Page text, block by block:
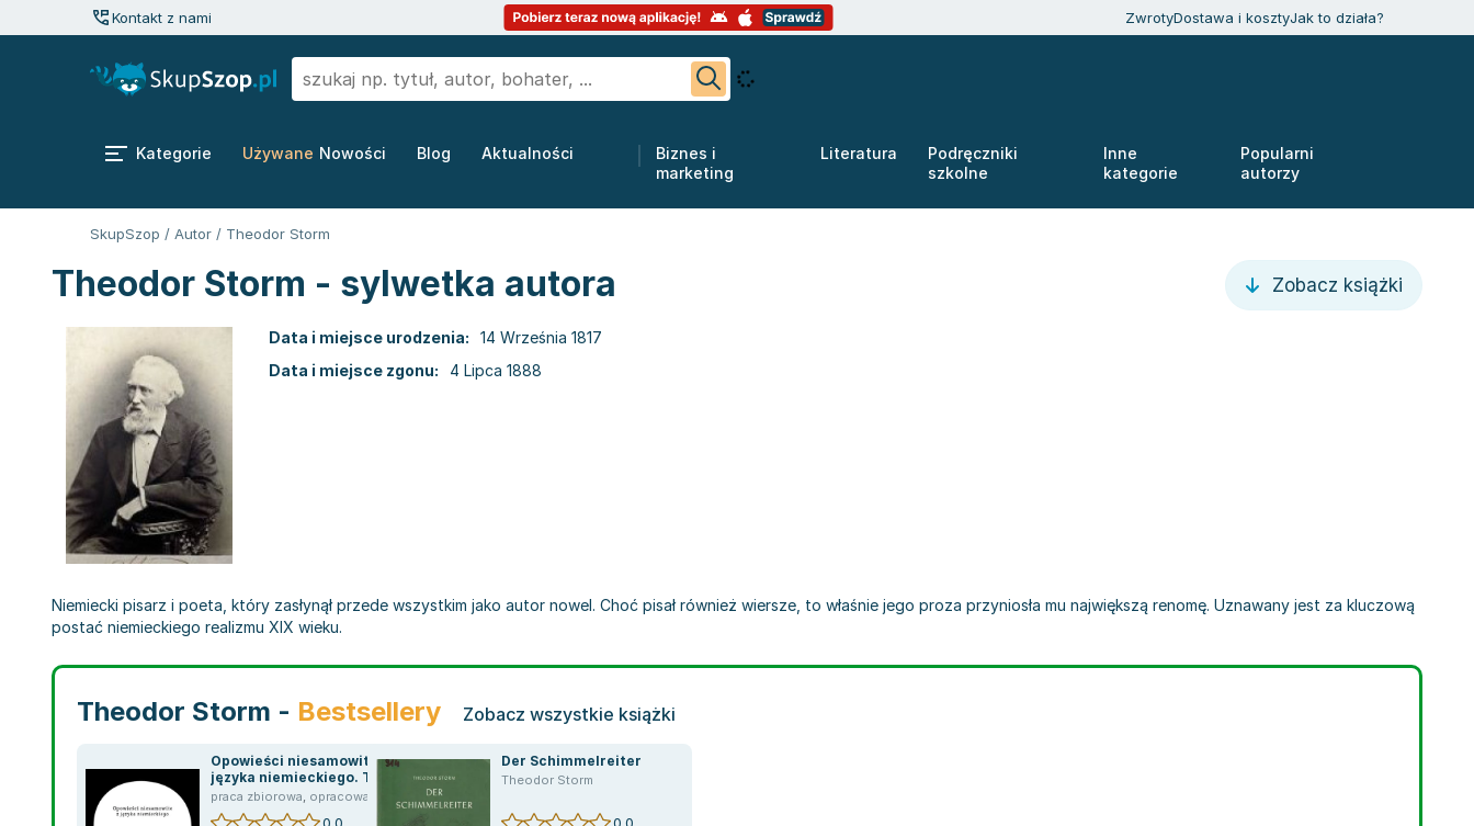
Kontakt z nami ZwrotyDostawa i kosztyJak to działa?
Kategorie Używane Nowości Blog Aktualności
Biznes i
marketing
Literatura
Podręczniki
szkolne
Inne
kategorie
Popularni
autorzy
SkupSzop / Autor / Theodor Storm
Theodor Storm - sylwetka autora Zobacz książki
Data i miejsce urodzenia:
14 Września 1817
Data i miejsce zgonu:
4 Lipca 1888
Niemiecki pisarz i poeta, który zasłynął przede wszystkim jako autor nowel. Choć pisał również wiersze, to właśnie jego proza przyniosła mu największą renomę. Uznawany jest za kluczową
postać niemieckiego realizmu XIX wieku.
Theodor Storm - Bestsellery Zobacz wszystkie książki
Opowieści niesamowite z
języka niemieckiego. Tom
3
praca zbiorowa, opracowanie zbiorowe
Der Schimmelreiter
Theodor Storm